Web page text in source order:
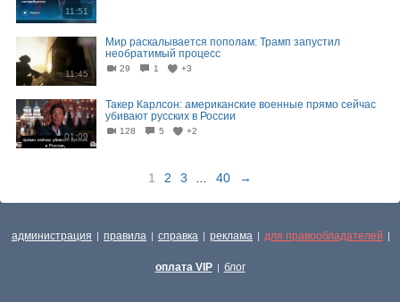
11:51
11:45
Мир раскалывается пополам: Трамп запустил
необратимый процесс
29 1 +3
01:09
Такер Карлсон: американские военные прямо сейчас
убивают русских в России
128 5 +2
1 2 3 40 →
администрация | правила | справка | реклама | для правообладателей |
оплата VIP | блог